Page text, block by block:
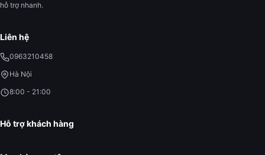
hỗ trợ nhanh.
Liên hệ
0963210458
Hà Nội
8:00 - 21:00
Hỗ trợ khách hàng